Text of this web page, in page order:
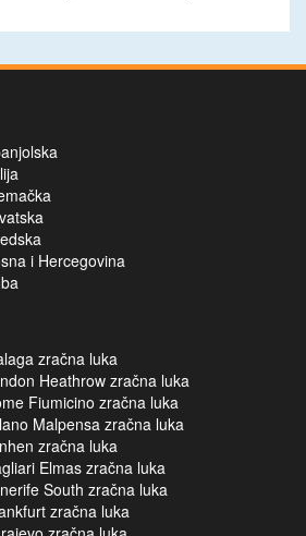
i Hercegovina
zračna luka
Heathrow zračna luka
Fiumicino zračna luka
Malpensa zračna luka
zračna luka
Elmas zračna luka
South zračna luka
zračna luka